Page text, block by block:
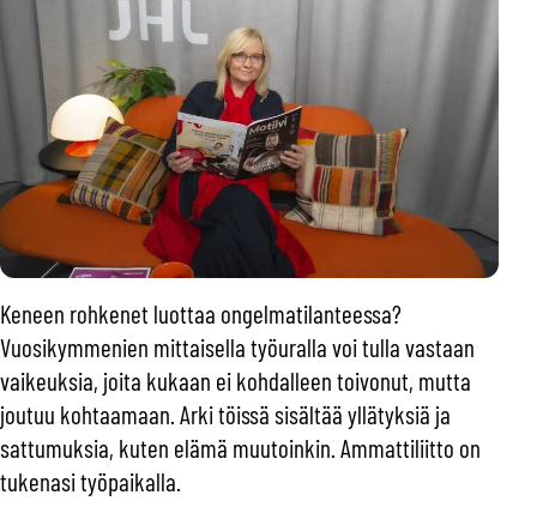
Keneen rohkenet luottaa ongelmatilanteessa?
Vuosikymmenien mittaisella työuralla voi tulla vastaan
vaikeuksia, joita kukaan ei kohdalleen toivonut, mutta
joutuu kohtaamaan. Arki töissä sisältää yllätyksiä ja
sattumuksia, kuten elämä muutoinkin. Ammattiliitto on
tukenasi työpaikalla.